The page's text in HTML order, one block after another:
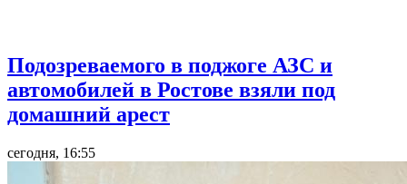
Подозреваемого в поджоге АЗС и
автомобилей в Ростове взяли под
домашний арест
сегодня, 16:55